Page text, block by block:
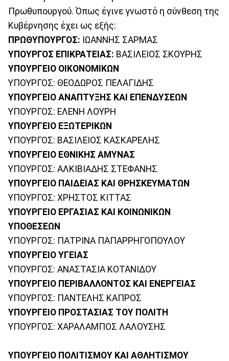
Πρωθυπουργού. Όπως έγινε γνωστό η σύνθεση της
Κυβέρνησης έχει ως εξής:
ΠΡΩΘΥΠΟΥΡΓΟΣ: ΙΩΑΝΝΗΣ ΣΑΡΜΑΣ
ΥΠΟΥΡΓΟΣ ΕΠΙΚΡΑΤΕΙΑΣ: ΒΑΣΙΛΕΙΟΣ ΣΚΟΥΡΗΣ
ΥΠΟΥΡΓΕΙΟ ΟΙΚΟΝΟΜΙΚΩΝ
ΥΠΟΥΡΓΟΣ: ΘΕΟΔΩΡΟΣ ΠΕΛΑΓΙΔΗΣ
ΥΠΟΥΡΓΕΙΟ ΑΝΑΠΤΥΞΗΣ ΚΑΙ ΕΠΕΝΔΥΣΕΩΝ
ΥΠΟΥΡΓΟΣ: ΕΛΕΝΗ ΛΟΥΡΗ
ΥΠΟΥΡΓΕΙΟ ΕΞΩΤΕΡΙΚΩΝ
ΥΠΟΥΡΓΟΣ: ΒΑΣΙΛΕΙΟΣ ΚΑΣΚΑΡΕΛΗΣ
ΥΠΟΥΡΓΕΙΟ ΕΘΝΙΚΗΣ ΑΜΥΝΑΣ
ΥΠΟΥΡΓΟΣ: ΑΛΚΙΒΙΑΔΗΣ ΣΤΕΦΑΝΗΣ
ΥΠΟΥΡΓΕΙΟ ΠΑΙΔΕΙΑΣ ΚΑΙ ΘΡΗΣΚΕΥΜΑΤΩΝ
ΥΠΟΥΡΓΟΣ: ΧΡΗΣΤΟΣ ΚΙΤΤΑΣ
ΥΠΟΥΡΓΕΙΟ ΕΡΓΑΣΙΑΣ ΚΑΙ ΚΟΙΝΩΝΙΚΩΝ
ΥΠΟΘΕΣΕΩΝ
ΥΠΟΥΡΓΟΣ: ΠΑΤΡΙΝΑ ΠΑΠΑΡΡΗΓΟΠΟΥΛΟΥ
ΥΠΟΥΡΓΕΙΟ ΥΓΕΙΑΣ
ΥΠΟΥΡΓΟΣ: ΑΝΑΣΤΑΣΙΑ ΚΟΤΑΝΙΔΟΥ
ΥΠΟΥΡΓΕΙΟ ΠΕΡΙΒΑΛΛΟΝΤΟΣ ΚΑΙ ΕΝΕΡΓΕΙΑΣ
ΥΠΟΥΡΓΟΣ: ΠΑΝΤΕΛΗΣ ΚΑΠΡΟΣ
ΥΠΟΥΡΓΕΙΟ ΠΡΟΣΤΑΣΙΑΣ ΤΟΥ ΠΟΛΙΤΗ
ΥΠΟΥΡΓΟΣ: ΧΑΡΑΛΑΜΠΟΣ ΛΑΛΟΥΣΗΣ
ΥΠΟΥΡΓΕΙΟ ΠΟΛΙΤΙΣΜΟΥ ΚΑΙ ΑΘΛΗΤΙΣΜΟΥ